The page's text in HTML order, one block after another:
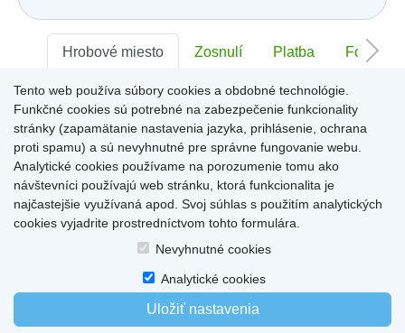
Hrobové miesto Zosnulí Platba Foto
Sektor:- Rad:- Číslo:-
Miesto pre informácie o hrobovom mieste
Produkty a služby |Citáty|O cintorínoch|
Tento web používa súbory cookies a obdobné technológie.
Funkčné cookies sú potrebné na zabezpečenie funkcionality
stránky (zapamätanie nastavenia jazyka, prihlásenie, ochrana
proti spamu) a sú nevyhnutné pre správne fungovanie webu.
Analytické cookies používame na porozumenie tomu ako
návštevníci používajú web stránku, ktorá funkcionalita je
najčastejšie využívaná apod. Svoj súhlas s použitím analytických
cookies vyjadrite prostredníctvom tohto formulára.
Nevyhnutné cookies
Analytické cookies
Uložiť nastavenia